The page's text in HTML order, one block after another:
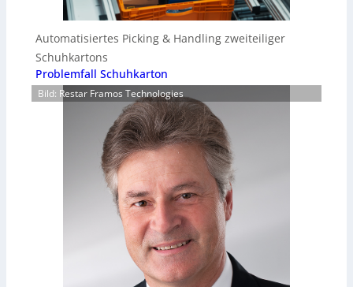
Automatisiertes Picking & Handling zweiteiliger
Schuhkartons
Problemfall Schuhkarton
Bild: Restar Framos Technologies